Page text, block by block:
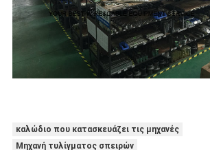
καλώδιο που κατασκευάζει τις μηχανές
Μηχανή τυλίγματος σπειρών